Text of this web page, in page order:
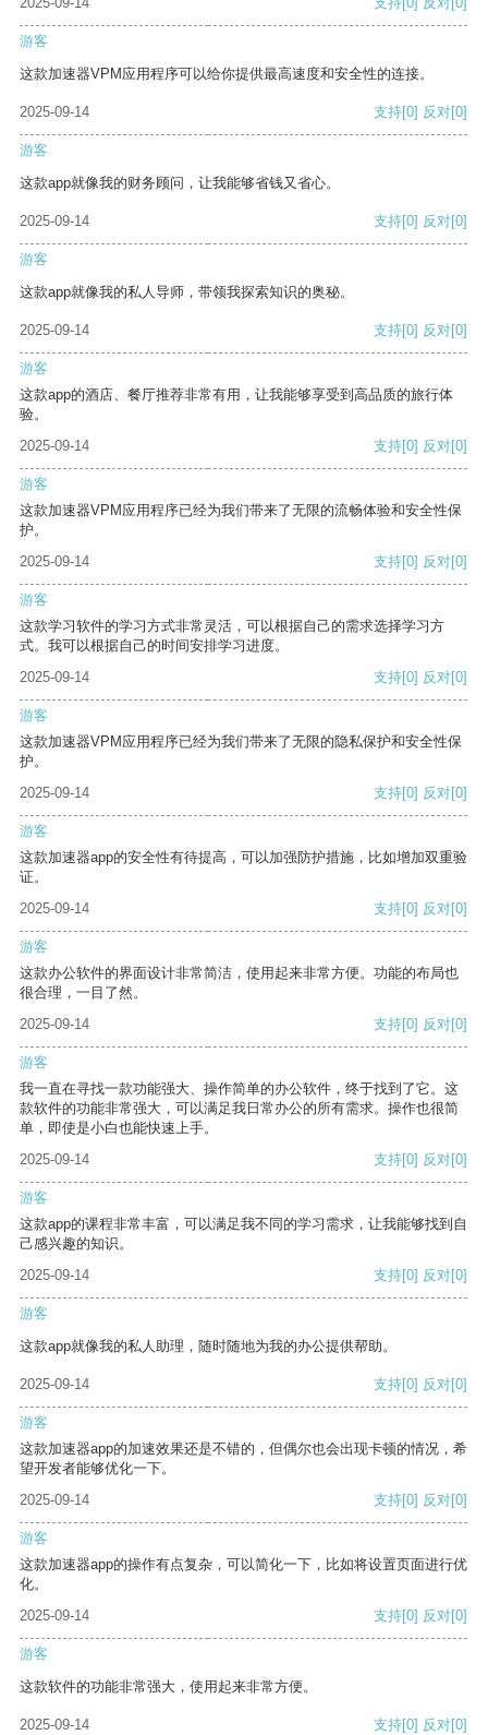
游客
这款加速器VPM应用程序可以给你提供最高速度和安全性的连接。
2025-09-14 支持[0] 反对[0]
游客
这款app就像我的财务顾问，让我能够省钱又省心。
2025-09-14 支持[0] 反对[0]
游客
这款app就像我的私人导师，带领我探索知识的奥秘。
2025-09-14 支持[0] 反对[0]
游客
这款app的酒店、餐厅推荐非常有用，让我能够享受到高品质的旅行体
验。
2025-09-14
支持[0] 反对[0]
游客
这款加速器VPM应用程序已经为我们带来了无限的流畅体验和安全性保
护。
2025-09-14
支持[0] 反对[0]
游客
这款学习软件的学习方式非常灵活，可以根据自己的需求选择学习方
式。我可以根据自己的时间安排学习进度。
2025-09-14
支持[0] 反对[0]
游客
这款加速器VPM应用程序已经为我们带来了无限的隐私保护和安全性保
护。
2025-09-14
支持[0] 反对[0]
游客
这款加速器app的安全性有待提高，可以加强防护措施，比如增加双重验
证。
2025-09-14
支持[0] 反对[0]
游客
这款办公软件的界面设计非常简洁，使用起来非常方便。功能的布局也
很合理，一目了然。
2025-09-14
支持[0] 反对[0]
游客
我一直在寻找一款功能强大、操作简单的办公软件，终于找到了它。这
款软件的功能非常强大，可以满足我日常办公的所有需求。操作也很简
单，即使是小白也能快速上手。
2025-09-14
支持[0] 反对[0]
游客
这款app的课程非常丰富，可以满足我不同的学习需求，让我能够找到自
己感兴趣的知识。
2025-09-14
支持[0] 反对[0]
游客
这款app就像我的私人助理，随时随地为我的办公提供帮助。
2025-09-14 支持[0] 反对[0]
游客
这款加速器app的加速效果还是不错的，但偶尔也会出现卡顿的情况，希
望开发者能够优化一下。
2025-09-14
支持[0] 反对[0]
游客
这款加速器app的操作有点复杂，可以简化一下，比如将设置页面进行优
化。
2025-09-14
支持[0] 反对[0]
游客
这款软件的功能非常强大，使用起来非常方便。
2025-09-14 支持[0] 反对[0]